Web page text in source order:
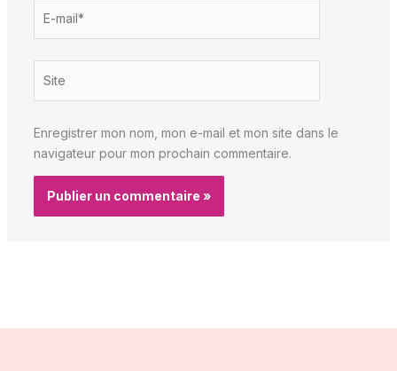
mail*
Enregistrer mon nom, mon e-mail et mon site dans le
navigateur pour mon prochain commentaire.